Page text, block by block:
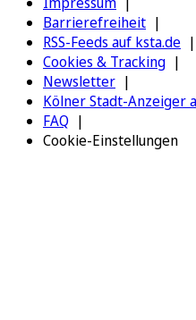
Barrierefreiheit
RSS-Feeds auf ksta.de
Cookies & Tracking
Newsletter
Kölner Stadt-Anzeiger
FAQ
Cookie-Einstellungen